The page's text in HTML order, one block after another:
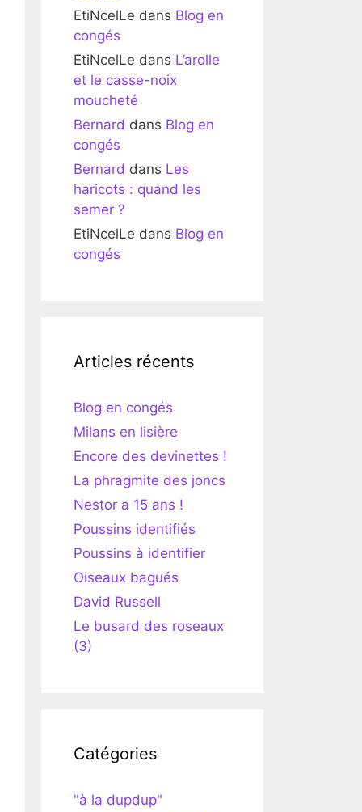
EtiNcelLe dans Blog en
congés
EtiNcelLe dans L’arolle
et le casse-noix
moucheté
Bernard dans Blog en
congés
Bernard dans Les
haricots : quand les
semer ?
EtiNcelLe dans Blog en
congés
Articles récents
Blog en congés
Milans en lisière
Encore des devinettes !
La phragmite des joncs
Nestor a 15 ans !
Poussins identifiés
Poussins à identifier
Oiseaux bagués
David Russell
Le busard des roseaux
(3)
Catégories
"à la dupdup"